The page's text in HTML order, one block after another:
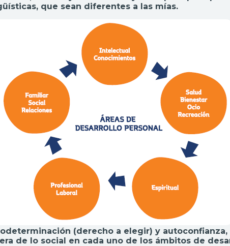
que sean diferentes a las mías.
(derecho a elegir) y
de lo social en cada uno de los ámbitos de